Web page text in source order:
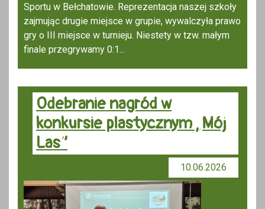
Sportu w Bełchatowie. Reprezentacja naszej szkoły
zajmując drugie miejsce w grupie, wywalczyła prawo
gry o III miejsce w turnieju. Niestety w tzw. małym
finale przegrywamy 0:1...
Odebranie nagród w
konkursie plastycznym „Mój
Las”
10.06.2026